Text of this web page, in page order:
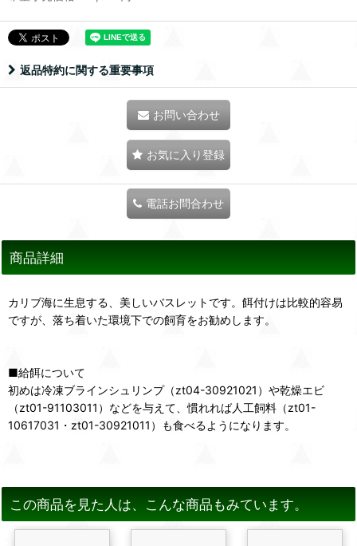
返品特約に関する重要事項
お問い合わせ
お気に入り登録
電話お問合わせ
商品詳細
カリブ海に生息する、美しいバスレットです。餌付けは比較的容易
ですが、落ち着いた環境下での飼育をお勧めします。
■給餌について
初めは冷凍ブラインシュリンプ（zt04-30921021）や乾燥エビ
（zt01-91103011）などを与えて、慣れれば人工飼料（zt01-
10617031・zt01-30921011）も食べるようになります。
この商品を見た人は、こんな商品もみています。